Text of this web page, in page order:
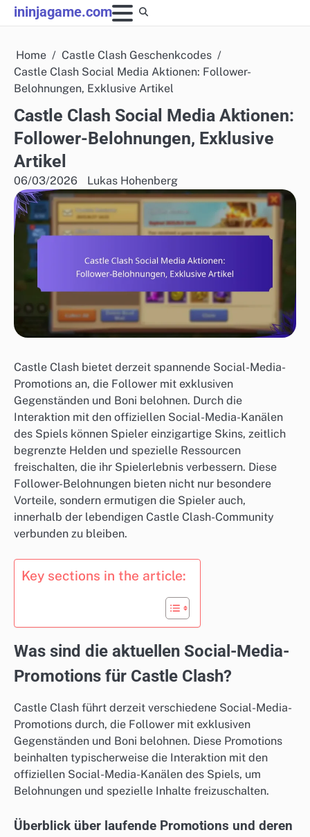
Skip
to
ininjagame.com
Home
Castle Clash Geschenkcodes
Castle Clash Social Media Aktionen: Follower-
Belohnungen, Exklusive Artikel
Castle Clash Social Media Aktionen:
Follower-Belohnungen, Exklusive
Artikel
06/03/2026 Lukas Hohenberg
Castle Clash bietet derzeit spannende Social-Media-
Promotions an, die Follower mit exklusiven
Gegenständen und Boni belohnen. Durch die
Interaktion mit den offiziellen Social-Media-Kanälen
des Spiels können Spieler einzigartige Skins, zeitlich
begrenzte Helden und spezielle Ressourcen
freischalten, die ihr Spielerlebnis verbessern. Diese
Follower-Belohnungen bieten nicht nur besondere
Vorteile, sondern ermutigen die Spieler auch,
innerhalb der lebendigen Castle Clash-Community
verbunden zu bleiben.
Key sections in the article:
Was sind die aktuellen Social-Media-
Promotions für Castle Clash?
Castle Clash führt derzeit verschiedene Social-Media-
Promotions durch, die Follower mit exklusiven
Gegenständen und Boni belohnen. Diese Promotions
beinhalten typischerweise die Interaktion mit den
offiziellen Social-Media-Kanälen des Spiels, um
Belohnungen und spezielle Inhalte freizuschalten.
Überblick über laufende Promotions und deren